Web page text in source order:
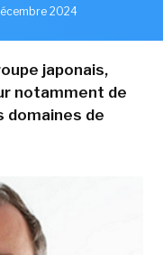
2024
japonais,
notamment de
de